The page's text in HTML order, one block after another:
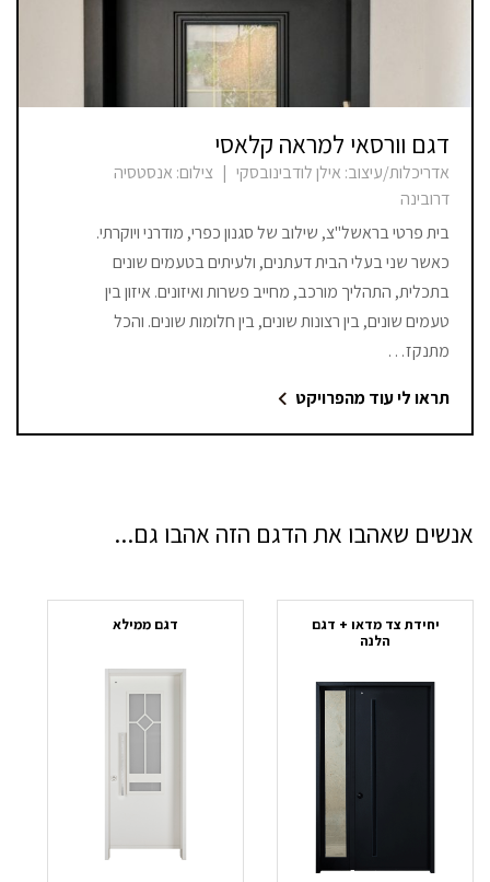
דגם וורסאי למראה קלאסי
אדריכלות/עיצוב: אילן לודבינובסקי | צילום: אנסטסיה
דרובינה
בית פרטי בראשל"צ, שילוב של סגנון כפרי, מודרני ויוקרתי.
כאשר שני בעלי הבית דעתנים, ולעיתים בטעמים שונים
בתכלית, התהליך מורכב, מחייב פשרות ואיזונים. איזון בין
טעמים שונים, בין רצונות שונים, בין חלומות שונים. והכל
מתנקז…
תראו לי עוד מהפרויקט
אנשים שאהבו את הדגם הזה אהבו גם...
יחידת צד מדאו + דגם
הלנה
דגם ממילא